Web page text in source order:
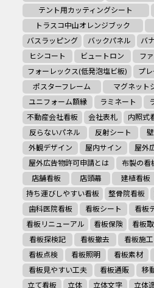
テント用カッティングシート
トラスコ中山オレンジブック
バスラッピング
バックパネル バ
ヒシコート
ビュートロン フ
フォーレックス(低発泡塩ビ板)
プ
ポスターフレーム
マグネット
ユニフォーム額縁
ラミネート
不動産会社看板
会社表札 内照式
反らないパネル
反射シート
外観デザイン
屋内サイン 屋外
屋外広告物許可申請とは
布製の看
店舗看板
店頭幕 建植看板
持ち運びしやすい看板
整骨院看板
歯科医院看板
看板シート 看板
看板リニューアル
看板保険 看板
看板探検記
看板撤去 看板施工
看板点検
看板照明 看板素材
看板見やすい工夫
看板通販 移
立て看板
立体 立体文字 立体